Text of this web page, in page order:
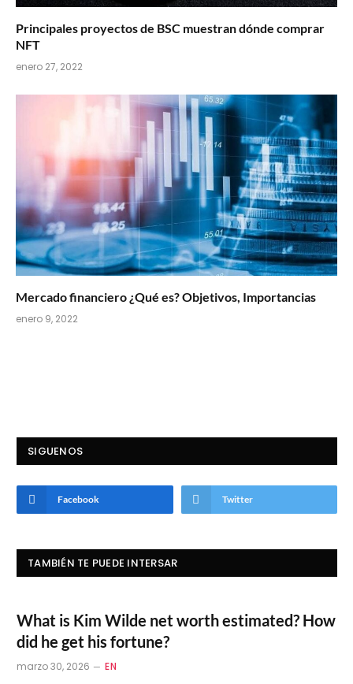
Principales proyectos de BSC muestran dónde comprar
NFT
enero 27, 2022
Mercado financiero ¿Qué es? Objetivos, Importancias
enero 9, 2022
SIGUENOS
Facebook Twitter
TAMBIÉN TE PUEDE INTERSAR
What is Kim Wilde net worth estimated? How
did he get his fortune?
marzo 30, 2026 EN